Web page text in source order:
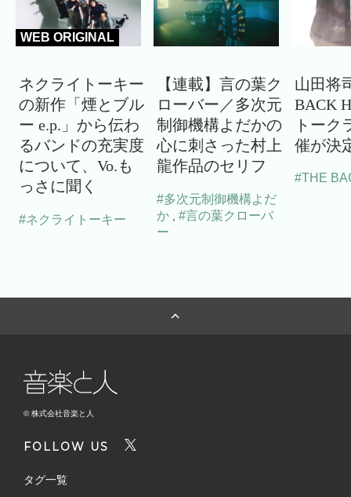
WEB ORIGINAL
ネクライトーキー
の新作「煙とブル
ー e.p.」から伝わ
るバンドの充実度
について、Vo.も
っさに聞く
#ネクライトーキー
【連載】言の葉ク
ローバー／多次元
制御機構よだかの
心に刺さった村上
龍作品のセリフ
#多次元制御機構よだ
か
#言の葉クローバ
ー
山田将
BACK
トーク
催が決
#THE
© 株式会社音楽と人
FOLLOW US
タグ一覧